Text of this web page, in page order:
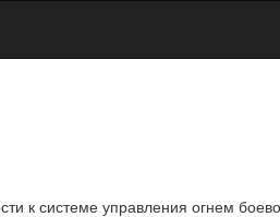
к системе управления огнем